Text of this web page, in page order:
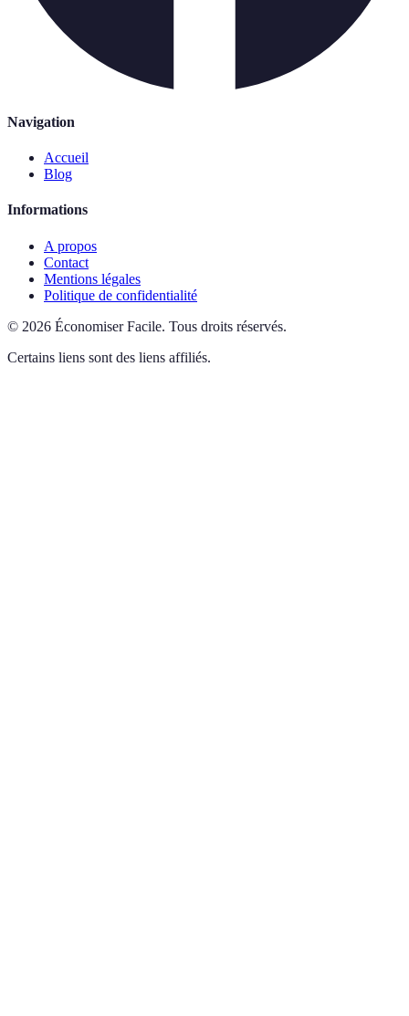
Navigation
Accueil
Blog
Informations
A propos
Contact
Mentions légales
Politique de confidentialité
© 2026 Économiser Facile. Tous droits réservés.
Certains liens sont des liens affiliés.